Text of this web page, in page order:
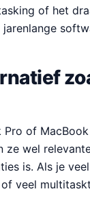
of het
of
wel
is. Als je
veel